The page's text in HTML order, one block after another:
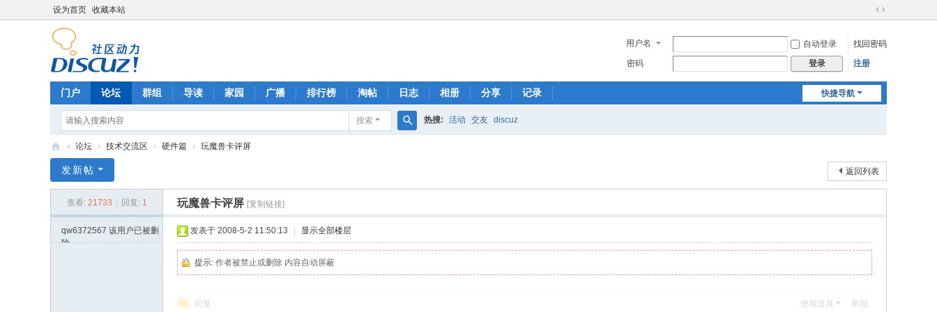
设为首页 收藏本站
切
到
用户名 自动登录
找回密码
密码
登录 注册
快捷导航
门户 论坛 群组 导读 家园 广播 排行榜 淘帖 日志 相册 分享 记录
搜索 热搜: 活动 交友 discuz
脑
» 论坛 › 技术交流区 › 硬件篇 › 玩魔兽卡评屏
返回列表
发新帖
查看: 21733 回复: 1 玩魔兽卡评屏 [复制链接]
qw6372567 该用户已被删
除
发表于 2008-5-2 11:50:13 显示全部楼层
提示: 作者被禁止或删除 内容自动屏蔽
回复 使用道具 举报